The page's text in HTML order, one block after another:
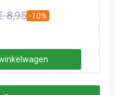
8,95 -10%